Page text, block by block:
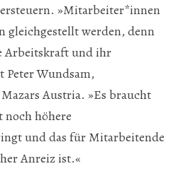
»Mitarbeiter*innen
gleichgestellt werden, denn
Arbeitskraft und ihr
Peter Wundsam,
Austria. »Es braucht
höhere
und das für Mitarbeitende
Anreiz ist.«